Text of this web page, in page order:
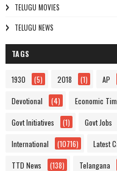
TELUGU MOVIES
TELUGU NEWS
TAGS
1930 (5) 2018 (1) AP
Devotional (4) Economic
Govt Initiatives (1) Govt Jobs
International (10716) Latest
TTD News (138) Telangana